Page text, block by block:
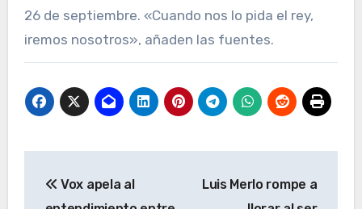
26 de septiembre. «Cuando nos lo pida el rey,
iremos nosotros», añaden las fuentes.
de
Vox apela al
Luis Merlo rompe a